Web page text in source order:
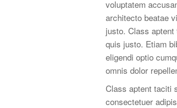
voluptatem
architecto beatae
justo. Class
quis justo. Etiam
eligendi optio
omnis dolor
Class aptent taciti
consectetuer